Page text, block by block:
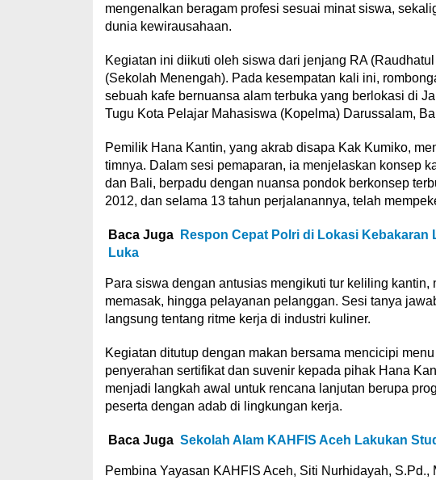
mengenalkan beragam profesi sesuai minat siswa,
dunia kewirausahaan.
Kegiatan ini diikuti oleh siswa dari jenjang RA
(Sekolah Menengah). Pada kesempatan kali ini,
sebuah kafe bernuansa alam terbuka yang berlokasi di
Tugu Kota Pelajar Mahasiswa (Kopelma) Darussalam,
Pemilik Hana Kantin, yang akrab disapa Kak Kumiko,
timnya. Dalam sesi pemaparan, ia menjelaskan konsep
dan Bali, berpadu dengan nuansa pondok berkonsep
2012, dan selama 13 tahun perjalanannya, telah
Baca Juga
Respon Cepat Polri di Lokasi Kebakaran
Luka
Para siswa dengan antusias mengikuti tur keliling
memasak, hingga pelayanan pelanggan. Sesi tanya
langsung tentang ritme kerja di industri kuliner.
Kegiatan ditutup dengan makan bersama mencicipi
penyerahan sertifikat dan suvenir kepada pihak Hana
menjadi langkah awal untuk rencana lanjutan berupa
peserta dengan adab di lingkungan kerja.
Baca Juga Sekolah Alam KAHFIS Aceh Lakukan
Pembina Yayasan KAHFIS Aceh, Siti Nurhidayah,